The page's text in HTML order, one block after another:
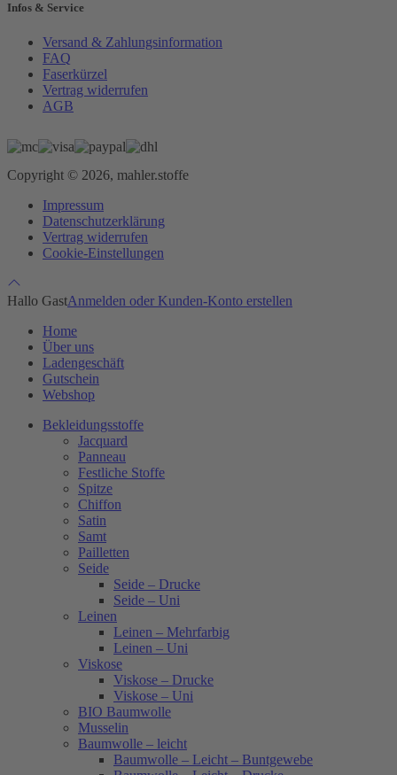
Infos & Service
Versand & Zahlungsinformation
FAQ
Faserkürzel
Vertrag widerrufen
AGB
Copyright © 2026, mahler.stoffe
Impressum
Datenschutzerklärung
Vertrag widerrufen
Cookie-Einstellungen
Hallo GastAnmelden oder Kunden-Konto erstellen
Home
Über uns
Ladengeschäft
Gutschein
Webshop
Bekleidungsstoffe
Jacquard
Panneau
Festliche Stoffe
Spitze
Chiffon
Satin
Samt
Pailletten
Seide
Seide – Drucke
Seide – Uni
Leinen
Leinen – Mehrfarbig
Leinen – Uni
Viskose
Viskose – Drucke
Viskose – Uni
BIO Baumwolle
Musselin
Baumwolle – leicht
Baumwolle – Leicht – Buntgewebe